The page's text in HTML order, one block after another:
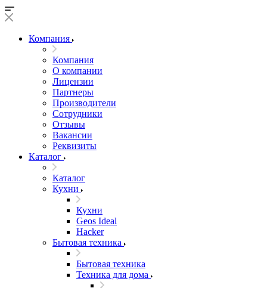
Компания
Компания
О компании
Лицензии
Партнеры
Производители
Сотрудники
Отзывы
Вакансии
Реквизиты
Каталог
Каталог
Кухни
Кухни
Geos Ideal
Hacker
Бытовая техника
Бытовая техника
Техника для дома